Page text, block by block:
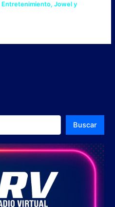
Entretenimiento,Jowel y
Buscar